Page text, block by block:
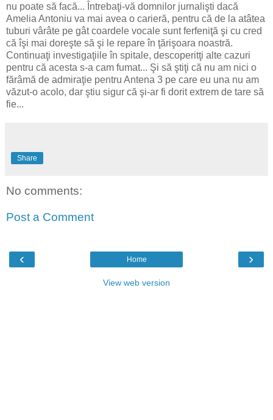
nu poate să facă... Întrebaţi-vă domnilor jurnalişti dacă
Amelia Antoniu va mai avea o carieră, pentru că de la atâtea
tuburi vârâte pe gât coardele vocale sunt ferfeniţă şi cu cred
că îşi mai doreşte să şi le repare în ţărişoara noastră.
Continuaţi investigaţiile în spitale, descoperitţi alte cazuri
pentru că acesta s-a cam fumat... Şi să ştiţi că nu am nici o
fărâmă de admiraţie pentru Antena 3 pe care eu una nu am
văzut-o acolo, dar ştiu sigur că şi-ar fi dorit extrem de tare să
fie...
Share
No comments:
Post a Comment
‹ ›
Home
View web version